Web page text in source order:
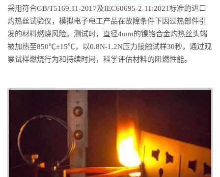
采用符合GB/T5169.11-2017及IEC60695-2-11:2021标准的进口
灼热丝试验仪，模拟电子电工产品在故障条件下因过热部件引
发的材料燃烧风险。测试时，直径4mm的镍铬合金灼热丝头端
被加热至850℃±15℃，以0.8N-1.2N压力接触试样30秒，通过观
察试样燃烧行为和持续时间，科学评估材料的阻燃性能。